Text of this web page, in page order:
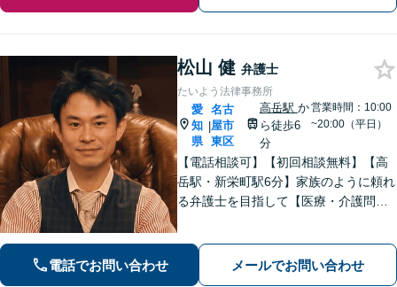
松山 健 弁護士
たいよう法律事務所
愛
知
県
|
名古
屋市
東区
高岳駅 か
ら徒歩6
分
営業時間：10:00
~20:00（平日）
【電話相談可】【初回相談無料】【高
岳駅・新栄町駅6分】家族のように頼れ
る弁護士を目指して【医療・介護問
い】不動産は高額な財産が関わる問
題。関連士業と連携し、円滑な解決を
電話でお問い合わせ メールでお問い合わせ